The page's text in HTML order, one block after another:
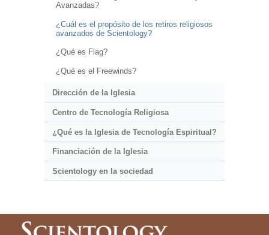
Avanzadas?
¿Cuál es el propósito de los retiros religiosos
avanzados de Scientology?
¿Qué es Flag?
¿Qué es el Freewinds?
Dirección de la Iglesia
Centro de Tecnología Religiosa
¿Qué es la Iglesia de Tecnología Espiritual?
Financiación de la Iglesia
Scientology en la sociedad